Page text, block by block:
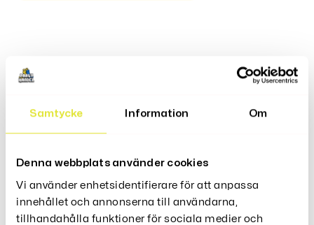
Samtycke Information Om
Denna webbplats använder cookies
Vi använder enhetsidentifierare för att anpassa
innehållet och annonserna till användarna,
tillhandahålla funktioner för sociala medier och
Produktbeskrivning
Katter Och Hundar Är Ju Också En Del Av Familjen – Och
Hemmet. Katt Säng Komfort Finns Det Mesta Din Pälskling
Dig.
Gömställe Kattgrotta Säng – Ger Halvstängd Täckning,
Erbjuder En Känsla Av Skyddat Skydd Men Också Andas,
Känns Husdjuren Säker, Säker Och Mysig,